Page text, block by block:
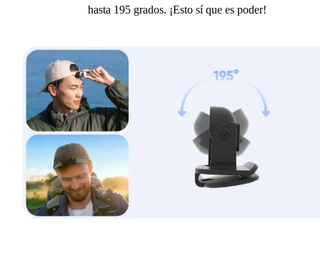
hasta 195 grados. ¡Esto sí que es poder!